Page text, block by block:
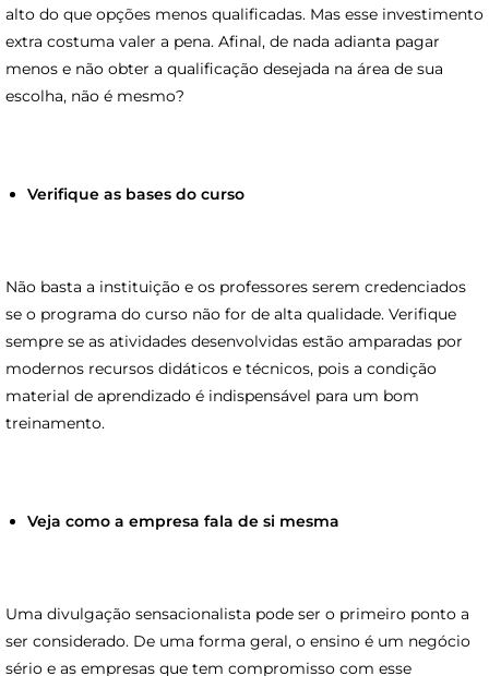
alto do que opções menos qualificadas. Mas esse investimento
extra costuma valer a pena. Afinal, de nada adianta pagar
menos e não obter a qualificação desejada na área de sua
escolha, não é mesmo?
Verifique as bases do curso
Não basta a instituição e os professores serem credenciados
se o programa do curso não for de alta qualidade. Verifique
sempre se as atividades desenvolvidas estão amparadas por
modernos recursos didáticos e técnicos, pois a condição
material de aprendizado é indispensável para um bom
treinamento.
Veja como a empresa fala de si mesma
Uma divulgação sensacionalista pode ser o primeiro ponto a
ser considerado. De uma forma geral, o ensino é um negócio
sério e as empresas que tem compromisso com esse